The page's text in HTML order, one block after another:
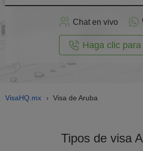
Chat en vivo
Haga clic
VisaHQ.mx › Visa de Aruba
Tipos de visa